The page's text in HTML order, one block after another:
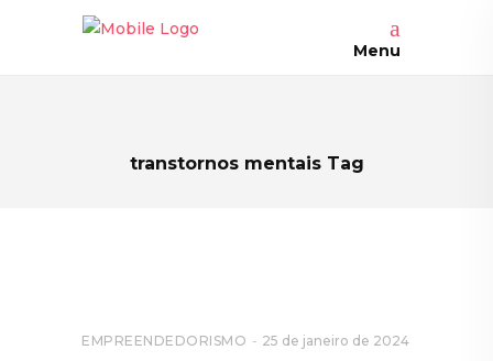
Menu
transtornos mentais Tag
EMPREENDEDORISMO 25 de janeiro de 2024